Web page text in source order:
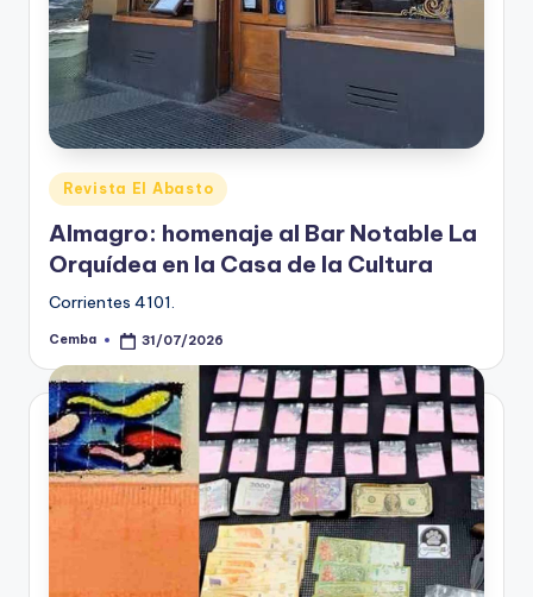
Posted
in
Revista El Abasto
Almagro: homenaje al Bar Notable La
Orquídea en la Casa de la Cultura
Corrientes 4101.
Posted
Cemba 31/07/2026